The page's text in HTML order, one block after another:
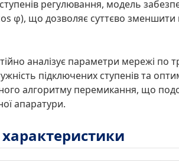
регулювання, модель
φ), що дозволяє суттєво зменшити
аналізує параметри мережі
підключених ступенів та
алгоритму перемикання, що
апаратури.
характеристики